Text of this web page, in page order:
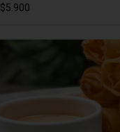
$5.900